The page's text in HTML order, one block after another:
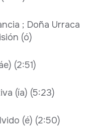
; Doña Urraca
(ó)
(2:51)
(ía) (5:23)
(é) (2:50)